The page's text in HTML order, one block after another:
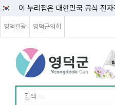
이 누리집은 대한민국 공식 전
영덕관광 영덕군의회